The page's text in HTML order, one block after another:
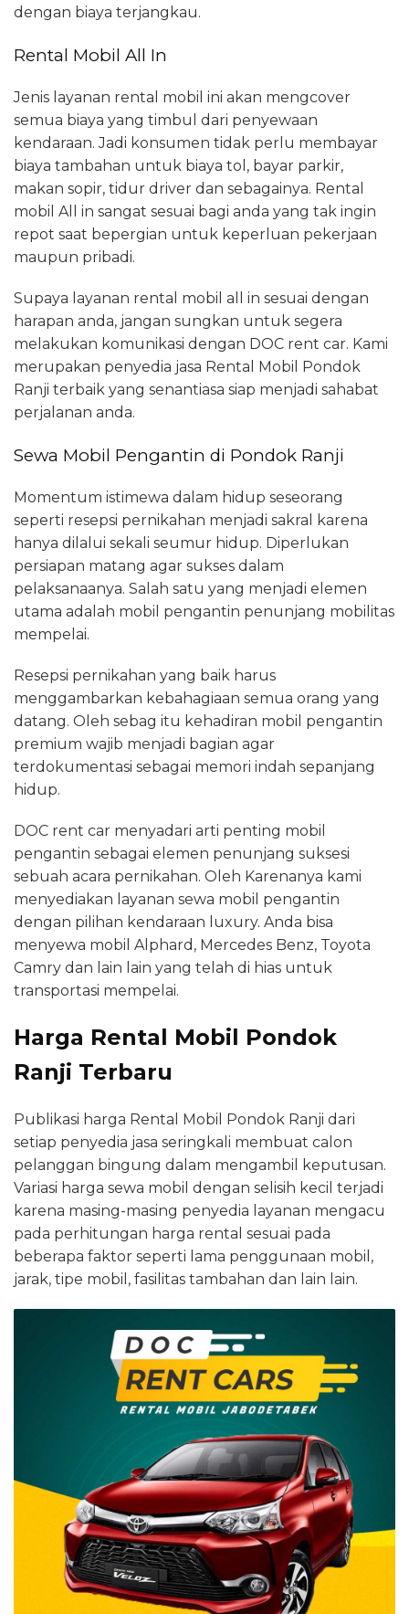
dengan biaya terjangkau.
Rental Mobil All In
Jenis layanan rental mobil ini akan mengcover
semua biaya yang timbul dari penyewaan
kendaraan. Jadi konsumen tidak perlu membayar
biaya tambahan untuk biaya tol, bayar parkir,
makan sopir, tidur driver dan sebagainya. Rental
mobil All in sangat sesuai bagi anda yang tak ingin
repot saat bepergian untuk keperluan pekerjaan
maupun pribadi.
Supaya layanan rental mobil all in sesuai dengan
harapan anda, jangan sungkan untuk segera
melakukan komunikasi dengan DOC rent car. Kami
merupakan penyedia jasa Rental Mobil Pondok
Ranji terbaik yang senantiasa siap menjadi sahabat
perjalanan anda.
Sewa Mobil Pengantin di Pondok Ranji
Momentum istimewa dalam hidup seseorang
seperti resepsi pernikahan menjadi sakral karena
hanya dilalui sekali seumur hidup. Diperlukan
persiapan matang agar sukses dalam
pelaksanaanya. Salah satu yang menjadi elemen
utama adalah mobil pengantin penunjang mobilitas
mempelai.
Resepsi pernikahan yang baik harus
menggambarkan kebahagiaan semua orang yang
datang. Oleh sebag itu kehadiran mobil pengantin
premium wajib menjadi bagian agar
terdokumentasi sebagai memori indah sepanjang
hidup.
DOC rent car menyadari arti penting mobil
pengantin sebagai elemen penunjang suksesi
sebuah acara pernikahan. Oleh Karenanya kami
menyediakan layanan sewa mobil pengantin
dengan pilihan kendaraan luxury. Anda bisa
menyewa mobil Alphard, Mercedes Benz, Toyota
Camry dan lain lain yang telah di hias untuk
transportasi mempelai.
Harga Rental Mobil Pondok
Ranji Terbaru
Publikasi harga Rental Mobil Pondok Ranji dari
setiap penyedia jasa seringkali membuat calon
pelanggan bingung dalam mengambil keputusan.
Variasi harga sewa mobil dengan selisih kecil terjadi
karena masing-masing penyedia layanan mengacu
pada perhitungan harga rental sesuai pada
beberapa faktor seperti lama penggunaan mobil,
jarak, tipe mobil, fasilitas tambahan dan lain lain.